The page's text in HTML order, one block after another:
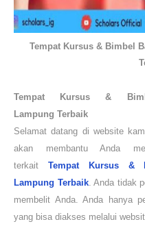
Tempat Kursus & Bimbel
Tempat Kursus &
Lampung Terbaik
Selamat datang di website
akan membantu Anda
terkait Tempat Kursus &
Lampung Terbaik. Anda tidak
membelit Anda. Anda hanya
yang bisa diakses melalui